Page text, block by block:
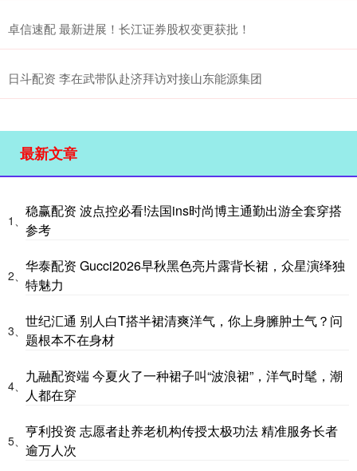
卓信速配 最新进展！长江证券股权变更获批！
日斗配资 李在武带队赴济拜访对接山东能源集团
最新文章
1、
稳赢配资 波点控必看!法国ins时尚博主通勤出游全套穿搭
参考
2、
华泰配资 Gucci2026早秋黑色亮片露背长裙，众星演绎独
特魅力
3、
世纪汇通 别人白T搭半裙清爽洋气，你上身臃肿土气？问
题根本不在身材
4、
九融配资端 今夏火了一种裙子叫“波浪裙”，洋气时髦，潮
人都在穿
5、
亨利投资 志愿者赴养老机构传授太极功法 精准服务长者
逾万人次